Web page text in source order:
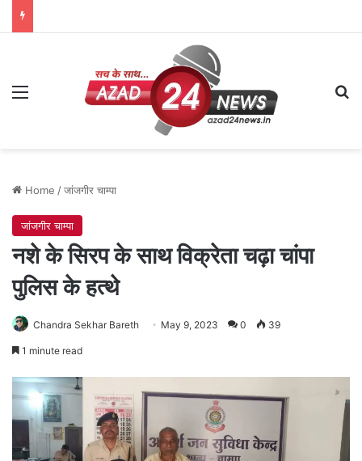
Menu
Home /जांजगीर चाम्पा
जांजगीर चाम्पा
नशे के सिरप के साथ विक्रेता चढ़ा चांपा
पुलिस के हत्थे
Chandra Sekhar Bareth May 9, 2023 0 39
1 minute read